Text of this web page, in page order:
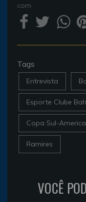
com
Tags
Entrevista
Esporte Clube
Copa Sul-
Ramires
VOCÊ